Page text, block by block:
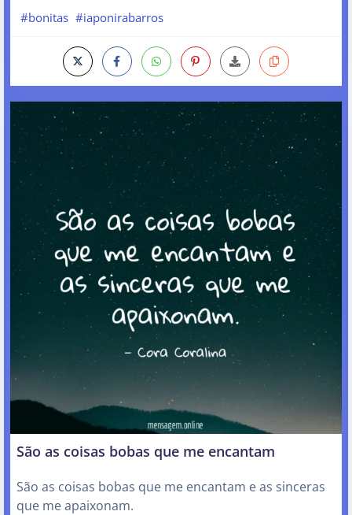
#bonitas #iaponirabarros
São as coisas bobas que me encantam
São as coisas bobas que me encantam e as sinceras
que me apaixonam.